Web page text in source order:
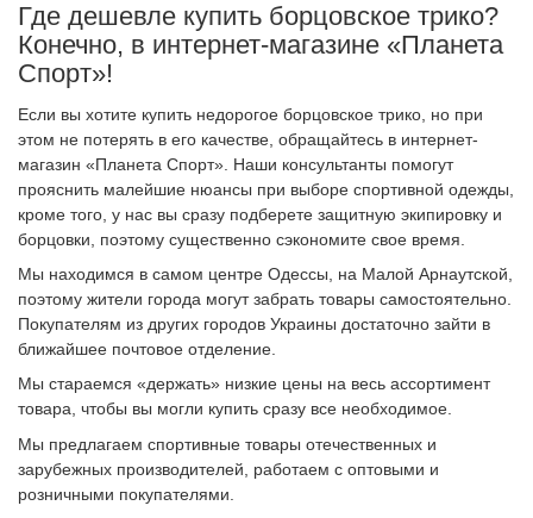
Где дешевле купить борцовское трико?
Конечно, в интернет-магазине «Планета
Спорт»!
Если вы хотите купить недорогое борцовское трико, но при
этом не потерять в его качестве, обращайтесь в интернет-
магазин «Планета Спорт». Наши консультанты помогут
прояснить малейшие нюансы при выборе спортивной одежды,
кроме того, у нас вы сразу подберете защитную экипировку и
борцовки, поэтому существенно сэкономите свое время.
Мы находимся в самом центре Одессы, на Малой Арнаутской,
поэтому жители города могут забрать товары самостоятельно.
Покупателям из других городов Украины достаточно зайти в
ближайшее почтовое отделение.
Мы стараемся «держать» низкие цены на весь ассортимент
товара, чтобы вы могли купить сразу все необходимое.
Мы предлагаем спортивные товары отечественных и
зарубежных производителей, работаем с оптовыми и
розничными покупателями.